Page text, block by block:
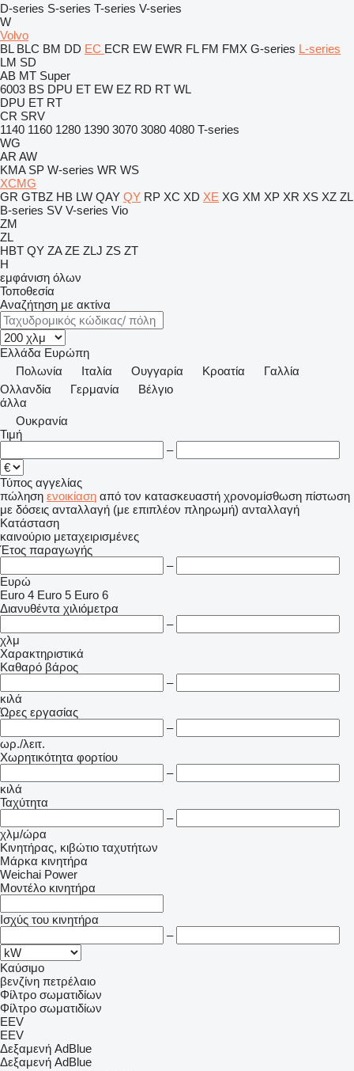
D-series S-series T-series V-series
W
Volvo
BL BLC BM DD EC ECR EW EWR FL FM FMX G-series L-series
LM SD
AB MT Super
6003 BS DPU ET EW EZ RD RT WL
DPU ET RT
CR SRV
1140 1160 1280 1390 3070 3080 4080 T-series
WG
AR AW
KMA SP W-series WR WS
XCMG
GR GTBZ HB LW QAY QY RP XC XD XE XG XM XP XR XS XZ ZL
B-series SV V-series Vio
ZM
ZL
HBT QY ZA ZE ZLJ ZS ZT
H
εμφάνιση όλων
Τοποθεσία
Αναζήτηση με ακτίνα
Ελλάδα Ευρώπη
Πολωνία
Ιταλία Ουγγαρία Κροατία
Γαλλία
Ολλανδία
Γερμανία
Βέλγιο
άλλα
Ουκρανία
Τιμή
–
Τύπος αγγελίας
πώληση ενοικίαση από τον κατασκευαστή χρονομίσθωση πίστωση
με δόσεις ανταλλαγή (με επιπλέον πληρωμή) ανταλλαγή
Κατάσταση
καινούριο μεταχειρισμένες
Έτος παραγωγής
–
Ευρώ
Euro 4 Euro 5 Euro 6
Διανυθέντα χιλιόμετρα
–
χλμ
Χαρακτηριστικά
Καθαρό βάρος
–
κιλά
Ώρες εργασίας
–
ωρ./λειτ.
Χωρητικότητα φορτίου
–
κιλά
Ταχύτητα
–
χλμ/ώρα
Κινητήρας, κιβώτιο ταχυτήτων
Μάρκα κινητήρα
Weichai Power
Μοντέλο κινητήρα
Ισχύς του κινητήρα
–
Καύσιμο
βενζίνη πετρέλαιο
Φίλτρο σωματιδίων
Φίλτρο σωματιδίων
EEV
EEV
Δεξαμενή AdBlue
Δεξαμενή AdBlue